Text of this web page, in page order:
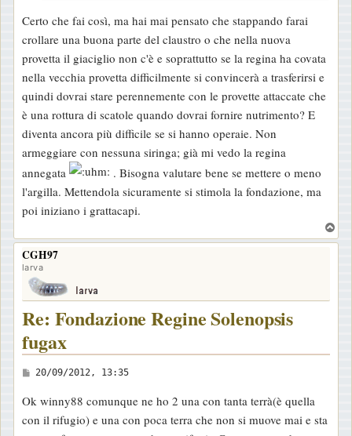
Certo che fai così, ma hai mai pensato che stappando farai
crollare una buona parte del claustro o che nella nuova
provetta il giaciglio non c'è e soprattutto se la regina ha covata
nella vecchia provetta difficilmente si convincerà a trasferirsi e
quindi dovrai stare perennemente con le provette attaccate che
è una rottura di scatole quando dovrai fornire nutrimento? E
diventa ancora più difficile se si hanno operaie. Non
armeggiare con nessuna siringa; già mi vedo la regina
annegata
. Bisogna valutare bene se mettere o meno
l'argilla. Mettendola sicuramente si stimola la fondazione, ma
poi iniziano i grattacapi.
o
CGH97
larva
Re: Fondazione Regine Solenopsis
fugax
M
s
s
20/09/2012, 13:35
Ok winny88 comunque ne ho 2 una con tanta terrà(è quella
con il rifugio) e una con poca terra che non si muove mai e sta